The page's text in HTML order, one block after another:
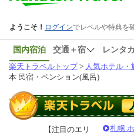
国内宿泊 交通＋宿 レンタ
楽天トラベルトップ> 人気ホテル
本 民宿・ペンション(風呂)
【注目のエリ
札幌